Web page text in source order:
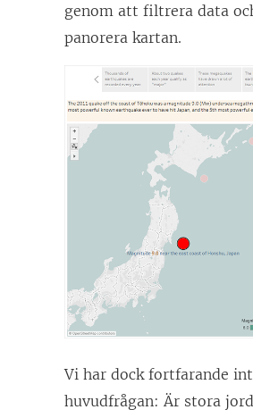
genom att filtrera data
panorera kartan.
Vi har dock fortfarande
huvudfrågan: Är stora